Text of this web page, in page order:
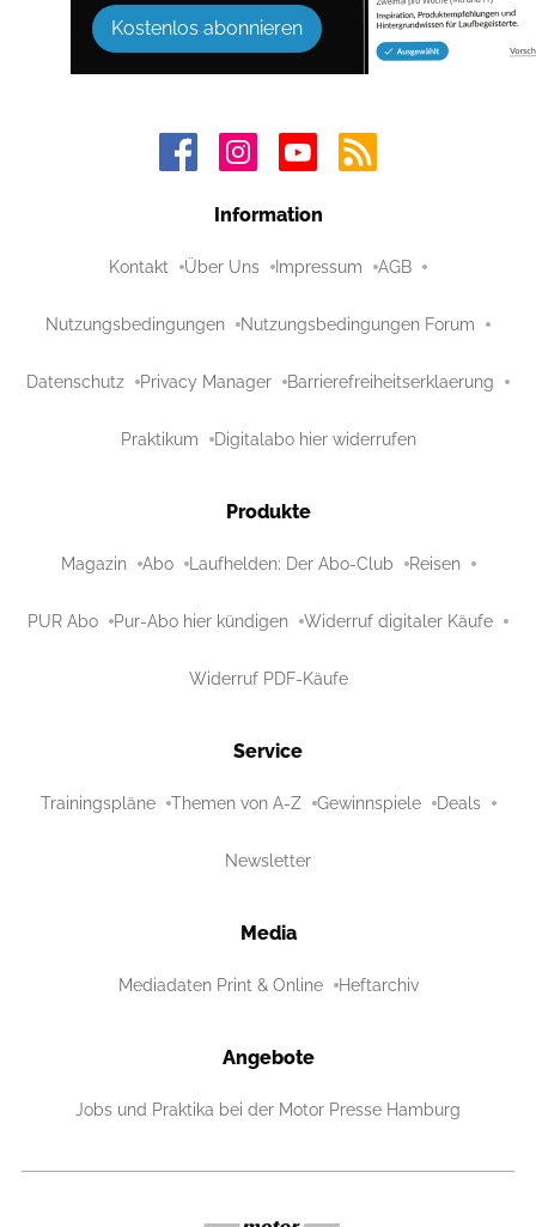
Kostenlos abonnieren
Information
Kontakt Über Uns Impressum AGB
Nutzungsbedingungen Nutzungsbedingungen Forum
Datenschutz Privacy Manager Barrierefreiheitserklaerung
Praktikum Digitalabo hier widerrufen
Produkte
Magazin Abo Laufhelden: Der Abo-Club Reisen
PUR Abo Pur-Abo hier kündigen Widerruf digitaler Käufe
Widerruf PDF-Käufe
Service
Trainingspläne Themen von A-Z Gewinnspiele Deals
Newsletter
Media
Mediadaten Print & Online Heftarchiv
Angebote
Jobs und Praktika bei der Motor Presse Hamburg